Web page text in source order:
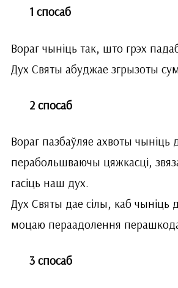
1 спосаб
Вораг чыніць так, што грэх
Дух Святы абуджае згрызоты
2 спосаб
Вораг пазбаўляе ахвоты чыніць
перабольшваючы цяжкасці,
гасіць наш дух.
Дух Святы дае сілы, каб чыніць
моцаю пераадолення
3 спосаб